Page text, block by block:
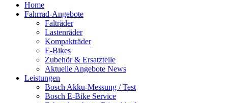
Home
Fahrrad-Angebote
Falträder
Lastenräder
Kompakträder
E-Bikes
Zubehör & Ersatzteile
Aktuelle Angebote News
Leistungen
Bosch Akku-Messung / Test
Bosch E-Bike Service